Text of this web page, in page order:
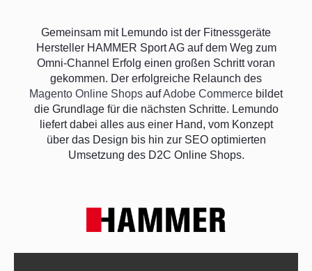
Gemeinsam mit Lemundo ist der Fitnessgeräte
Hersteller HAMMER Sport AG auf dem Weg zum
Omni-Channel Erfolg einen großen Schritt voran
gekommen. Der erfolgreiche Relaunch des
Magento Online Shops aufAdobe Commerce bildet
die Grundlage für die nächsten Schritte. Lemundo
liefert dabei alles aus einer Hand, vom Konzept
über das Design bis hin zur SEO optimierten
Umsetzung des D2C Online Shops.